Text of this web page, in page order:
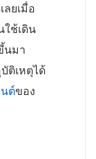
ยเมื่อ
ช้เดิน
นมา
ติเหตุได้
ต์ของ